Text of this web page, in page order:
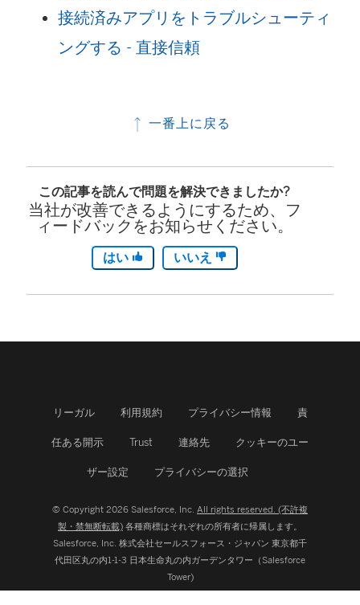
接続済みアプリをトラブルシューティ
ングする - 直接信頼
一番上に戻る
この記事を読んで問題を解決できましたか?
当社が改善できるようにするため、フ
ィードバックをお知らせください。
はい いいえ
リーガル 利用規約 プライバシー情報 責
任ある開示 Trust 連絡先 クッキーのユー
ザー設定 プライバシーの選択
© Copyright 2026 Salesforce, Inc. All rights reserved. (不許複
製・禁無断転載) 各種商標はそれぞれの所有者に帰属します。
Salesforce, Inc. 株式会社セールスフォース・ジャパン 東京都千
代田区丸の内1-1-3 日本生命丸の内ガーデンタワー（Salesforce
Tower)